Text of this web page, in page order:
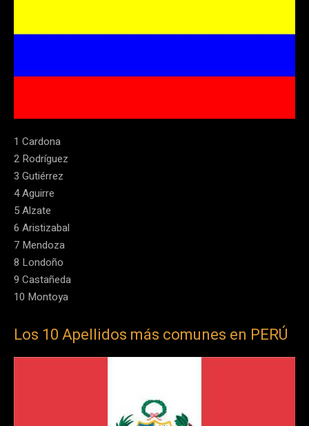
1 Cardona
2 Rodríguez
3 Gutiérrez
4 Aguirre
5 Alzate
6 Aristizabal
7 Mendoza
8 Londoño
9 Castañeda
10 Montoya
Los 10 Apellidos más comunes en PERÚ